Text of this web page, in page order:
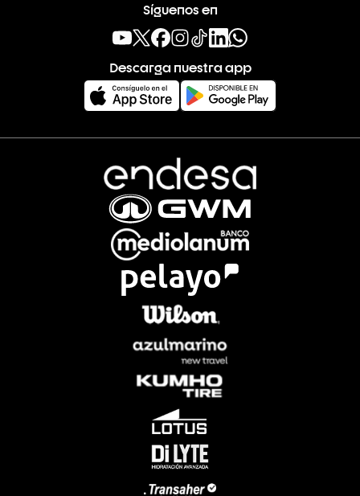
Síguenos en
Descarga nuestra app